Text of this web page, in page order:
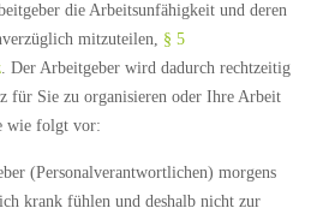
die Arbeitsunfähigkeit und deren
mitzuteilen, § 5
. Der Arbeitgeber wird dadurch rechtzeitig
für Sie zu organisieren oder Ihre Arbeit
wie folgt vor:
(Personalverantwortlichen) morgens
krank fühlen und deshalb nicht zur